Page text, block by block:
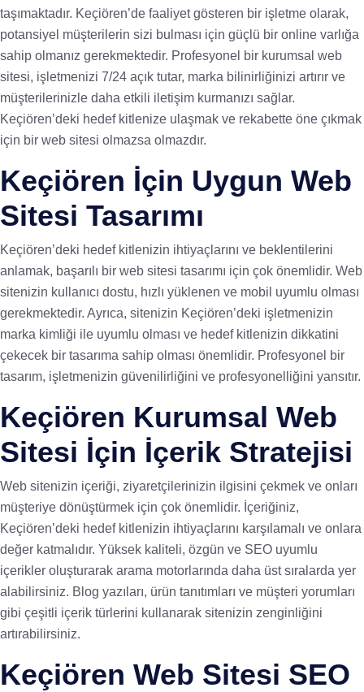
taşımaktadır. Keçiören’de faaliyet gösteren bir işletme olarak,
potansiyel müşterilerin sizi bulması için güçlü bir online varlığa
sahip olmanız gerekmektedir. Profesyonel bir kurumsal web
sitesi, işletmenizi 7/24 açık tutar, marka bilinirliğinizi artırır ve
müşterilerinizle daha etkili iletişim kurmanızı sağlar.
Keçiören’deki hedef kitlenize ulaşmak ve rekabette öne çıkmak
için bir web sitesi olmazsa olmazdır.
Keçiören İçin Uygun Web
Sitesi Tasarımı
Keçiören’deki hedef kitlenizin ihtiyaçlarını ve beklentilerini
anlamak, başarılı bir web sitesi tasarımı için çok önemlidir. Web
sitenizin kullanıcı dostu, hızlı yüklenen ve mobil uyumlu olması
gerekmektedir. Ayrıca, sitenizin Keçiören’deki işletmenizin
marka kimliği ile uyumlu olması ve hedef kitlenizin dikkatini
çekecek bir tasarıma sahip olması önemlidir. Profesyonel bir
tasarım, işletmenizin güvenilirliğini ve profesyonelliğini yansıtır.
Keçiören Kurumsal Web
Sitesi İçin İçerik Stratejisi
Web sitenizin içeriği, ziyaretçilerinizin ilgisini çekmek ve onları
müşteriye dönüştürmek için çok önemlidir. İçeriğiniz,
Keçiören’deki hedef kitlenizin ihtiyaçlarını karşılamalı ve onlara
değer katmalıdır. Yüksek kaliteli, özgün ve SEO uyumlu
içerikler oluşturarak arama motorlarında daha üst sıralarda yer
alabilirsiniz. Blog yazıları, ürün tanıtımları ve müşteri yorumları
gibi çeşitli içerik türlerini kullanarak sitenizin zenginliğini
artırabilirsiniz.
Keçiören Web Sitesi SEO